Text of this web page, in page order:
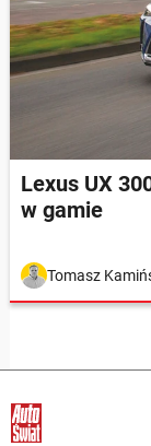
Lexus UX
w gamie
Tomasz